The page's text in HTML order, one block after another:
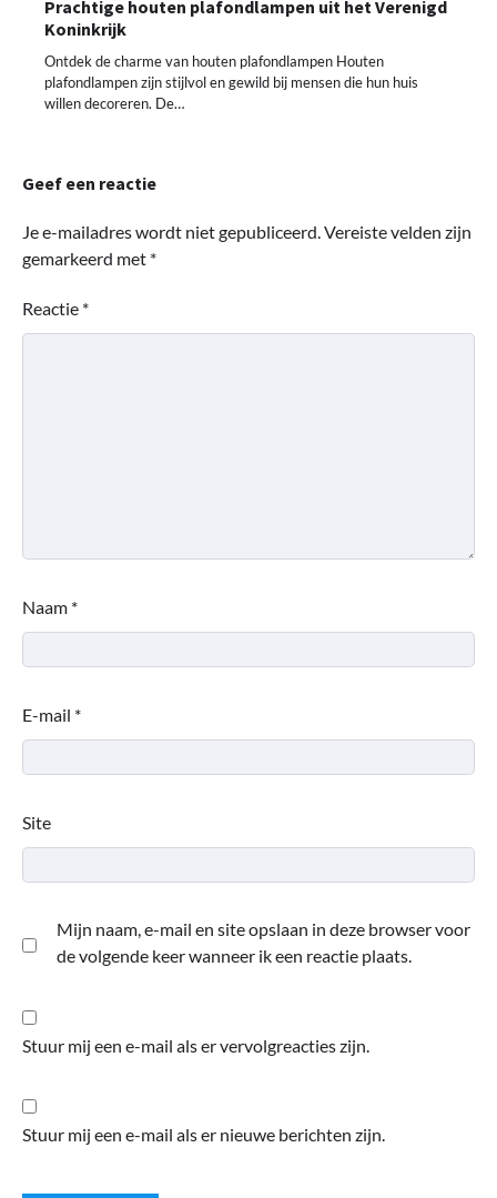
Prachtige houten plafondlampen uit het Verenigd
Koninkrijk
Ontdek de charme van houten plafondlampen Houten
plafondlampen zijn stijlvol en gewild bij mensen die hun huis
willen decoreren. De…
Geef een reactie
Je e-mailadres wordt niet gepubliceerd.Vereiste velden zijn
gemarkeerd met *
Reactie *
Naam *
E-mail *
Site
Mijn naam, e-mail en site opslaan in deze browser voor
de volgende keer wanneer ik een reactie plaats.
Stuur mij een e-mail als er vervolgreacties zijn.
Stuur mij een e-mail als er nieuwe berichten zijn.